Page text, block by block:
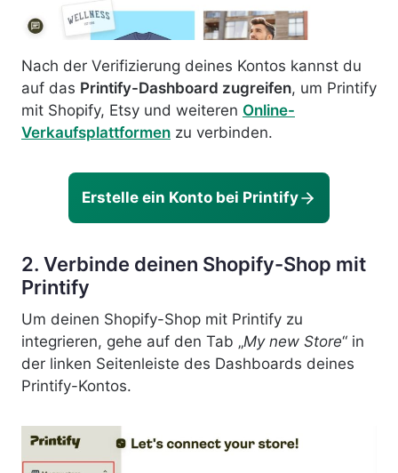
Nach der Verifizierung deines Kontos kannst du
auf das Printify-Dashboard zugreifen, um Printify
mit Shopify, Etsy und weiteren Online-
Verkaufsplattformen zu verbinden.
Erstelle ein Konto bei Printify
2. Verbinde deinen Shopify-Shop mit
Printify
Um deinen Shopify-Shop mit Printify zu
integrieren, gehe auf den Tab „My new Store“ in
der linken Seitenleiste des Dashboards deines
Printify-Kontos.